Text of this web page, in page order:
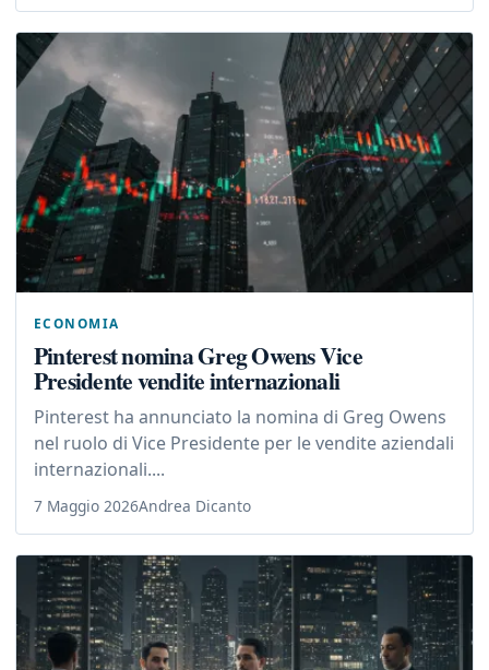
ECONOMIA
Pinterest nomina Greg Owens Vice
Presidente vendite internazionali
Pinterest ha annunciato la nomina di Greg Owens
nel ruolo di Vice Presidente per le vendite aziendali
internazionali....
7 Maggio 2026Andrea Dicanto